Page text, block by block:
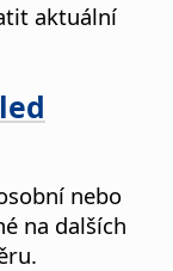
aktuální
nebo
na dalších